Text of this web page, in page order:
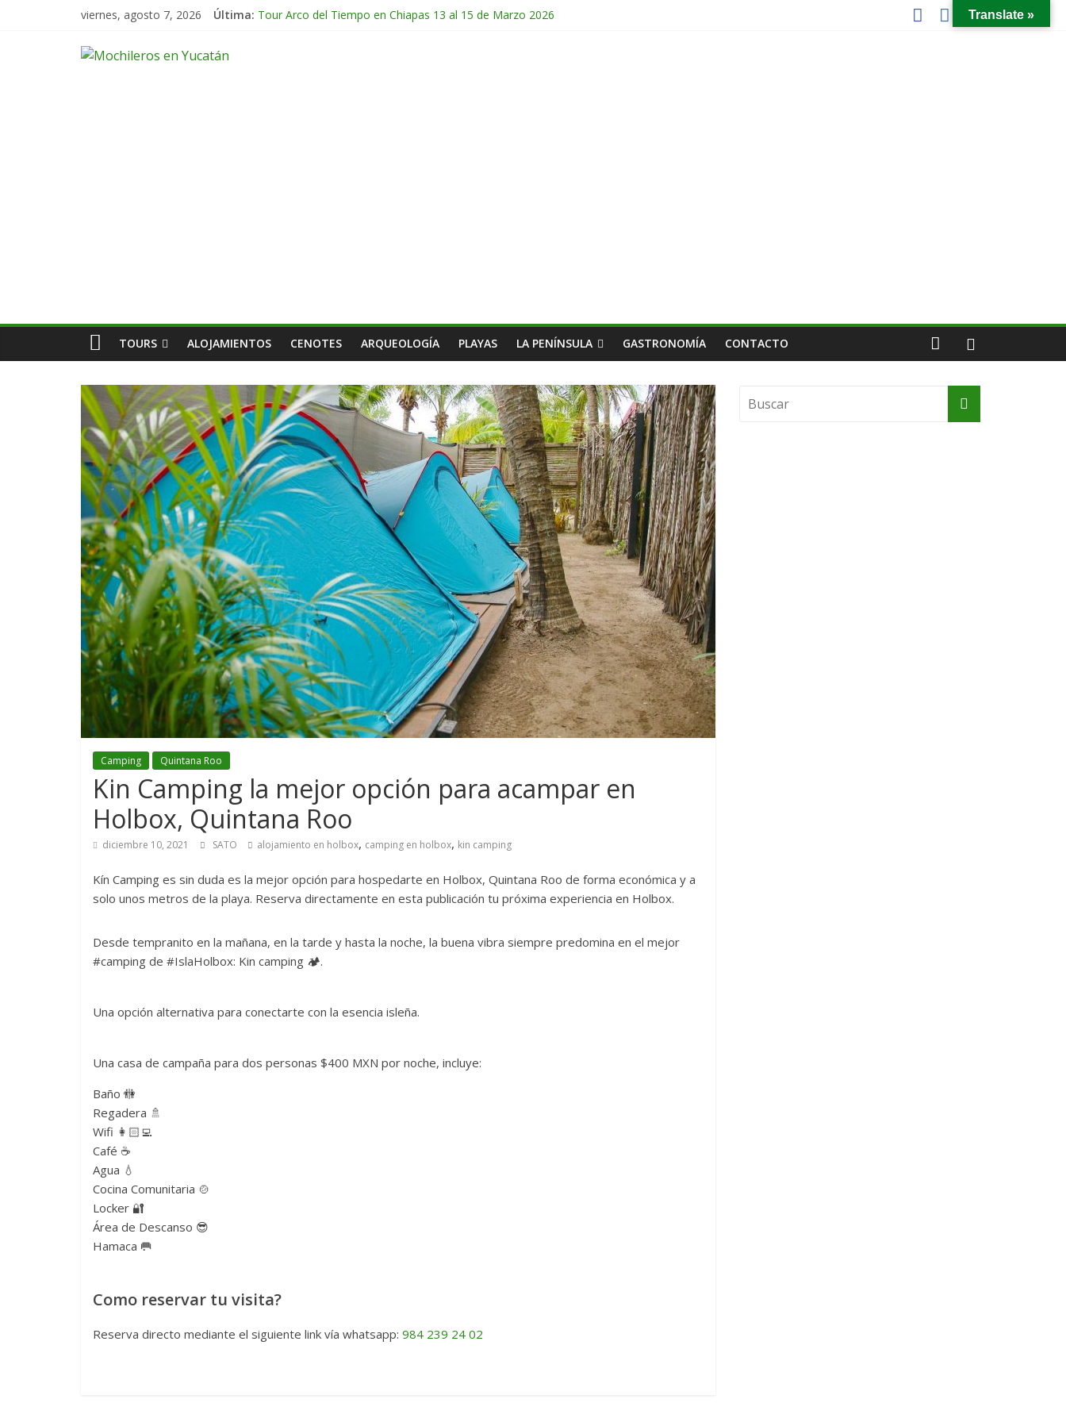
viernes, agosto 7, 2026 Última: Tour Arco del Tiempo en Chiapas 13 al 15 de Marzo 2026
TOURS ALOJAMIENTOS CENOTES ARQUEOLOGÍA PLAYAS LA PENÍNSULA GASTRONOMÍA CONTACTO
Camping Quintana Roo
Kin Camping la mejor opción para acampar en
Holbox, Quintana Roo
diciembre 10, 2021 SATO alojamiento en holbox, camping en holbox, kin camping
Kín Camping es sin duda es la mejor opción para hospedarte en Holbox, Quintana Roo de forma económica y a
solo unos metros de la playa. Reserva directamente en esta publicación tu próxima experiencia en Holbox.
Desde tempranito en la mañana, en la tarde y hasta la noche, la buena vibra siempre predomina en el mejor
#camping de #IslaHolbox: Kin camping 🏕.
Una opción alternativa para conectarte con la esencia isleña.
Una casa de campaña para dos personas $400 MXN por noche, incluye:
Baño 🚻
Regadera 🚿
Wifi 👩🏻‍💻
Café ☕️
Agua 💧
Cocina Comunitaria 🍲
Locker 🔐
Área de Descanso 😎
Hamaca 🥅
Como reservar tu visita?
Reserva directo mediante el siguiente link vía whatsapp: 984 239 24 02
Translate »